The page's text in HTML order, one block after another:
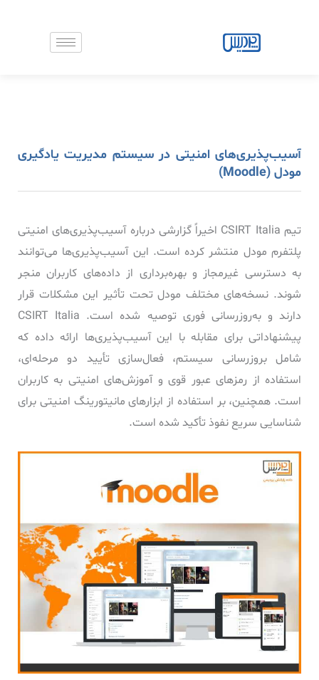
آسیب‌پذیری‌های امنیتی در سیستم مدیریت یادگیری
مودل (Moodle)
تیم CSIRT Italia اخیراً گزارشی درباره آسیب‌پذیری‌های امنیتی
پلتفرم مودل منتشر کرده است. این آسیب‌پذیری‌ها می‌توانند
به دسترسی غیرمجاز و بهره‌برداری از داده‌های کاربران منجر
شوند. نسخه‌های مختلف مودل تحت تأثیر این مشکلات قرار
دارند و به‌روزرسانی فوری توصیه شده است. CSIRT Italia
پیشنهاداتی برای مقابله با این آسیب‌پذیری‌ها ارائه داده که
شامل بروزرسانی سیستم، فعال‌سازی تأیید دو مرحله‌ای،
استفاده از رمزهای عبور قوی و آموزش‌های امنیتی به کاربران
است. همچنین، بر استفاده از ابزارهای مانیتورینگ امنیتی برای
شناسایی سریع نفوذ تأکید شده است.